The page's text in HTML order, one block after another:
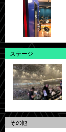
ステージ
その他